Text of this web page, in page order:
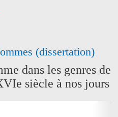
(dissertation)
dans les genres de
siècle à nos jours